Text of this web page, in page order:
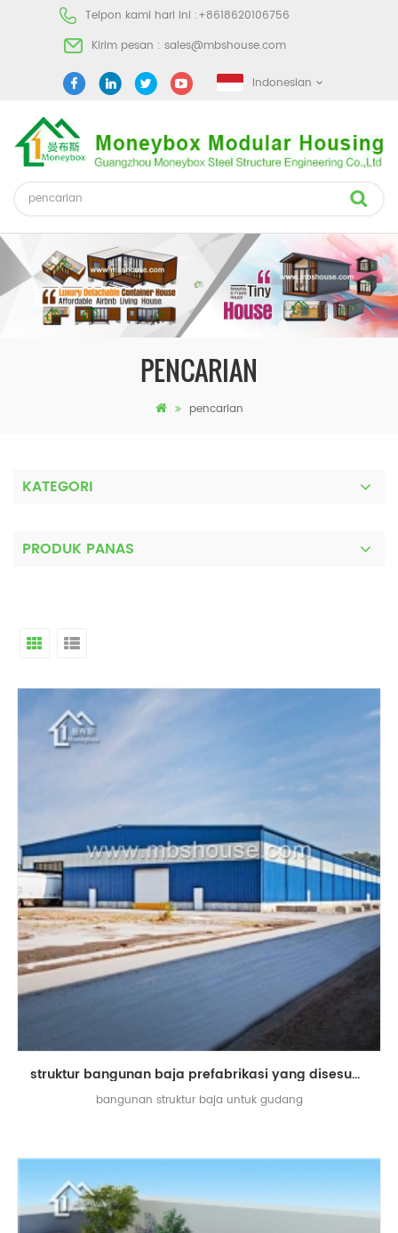
Telpon kami hari ini :+8618620106756
Kirim pesan : sales@mbshouse.com
Indonesian
PENCARIAN
pencarian
KATEGORI
PRODUK PANAS
struktur bangunan baja prefabrikasi yang disesuaikan untuk gudang
bangunan struktur baja untuk gudang